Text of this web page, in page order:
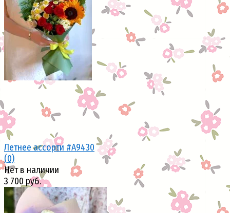
избранное сравнить
Летнее ассорти #A9430
(0)
Нет в наличии
3 700 руб.